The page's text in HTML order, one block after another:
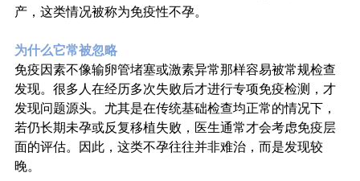
产，这类情况被称为免疫性不孕。
为什么它常被忽略
免疫因素不像输卵管堵塞或激素异常那样容易被常规检查
发现。很多人在经历多次失败后才进行专项免疫检测，才
发现问题源头。尤其是在传统基础检查均正常的情况下，
若仍长期未孕或反复移植失败，医生通常才会考虑免疫层
面的评估。因此，这类不孕往往并非难治，而是发现较
晚。